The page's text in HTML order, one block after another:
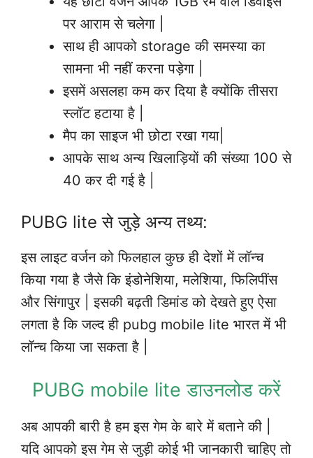
पर आराम से चलेगा |
साथ ही आपको storage की समस्या का
सामना भी नहीं करना पड़ेगा |
इसमें असलहा कम कर दिया है क्योंकि तीसरा
स्लॉट हटाया है |
मैप का साइज भी छोटा रखा गया|
आपके साथ अन्य खिलाड़ियों की संख्या 100 से
40 कर दी गई है |
PUBG lite से जुड़े अन्य तथ्य:
इस लाइट वर्जन को फिलहाल कुछ ही देशों में लॉन्च
किया गया है जैसे कि इंडोनेशिया, मलेशिया, फिलिपींस
और सिंगापुर |इसकी बढ़ती डिमांड को देखते हुए ऐसा
लगता है कि जल्द ही pubg mobile lite भारत में भी
लॉन्च किया जा सकता है |
PUBG mobile lite डाउनलोड करें
अब आपकी बारी है हम इस गेम के बारे में बताने की |
यदि आपको इस गेम से जुड़ी कोई भी जानकारी चाहिए तो